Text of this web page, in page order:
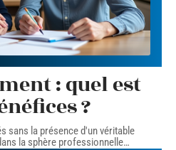
: quel est
?
sans la présence d'un véritable
la sphère professionnelle…